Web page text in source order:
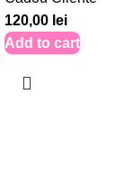
– CC001
120,00 lei
Add to cart